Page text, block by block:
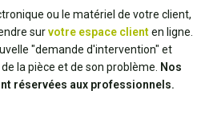
ou le matériel de votre client,
survotre espace clienten ligne.
"demande d'intervention" et
la pièce et de son problème. Nos
réservées aux professionnels.